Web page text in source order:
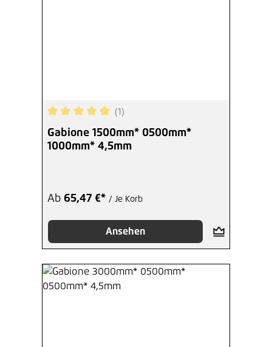
Durchschnittliche Bewertung von 5 von 5
(1)
Gabione 1500mm* 0500mm*
1000mm* 4,5mm
Ab 65,47 €* / Je Korb
Ansehen